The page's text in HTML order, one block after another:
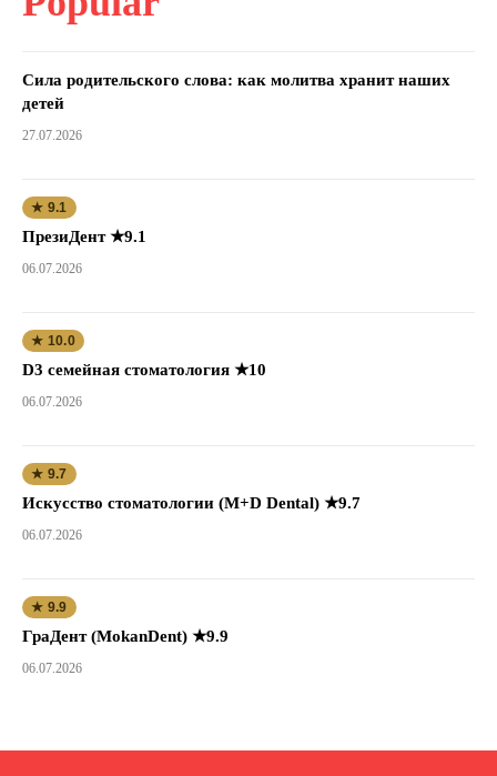
Сила родительского слова: как молитва хранит наших
детей
27.07.2026
★ 9.1
ПрезиДент ★9.1
06.07.2026
★ 10.0
D3 семейная стоматология ★10
06.07.2026
★ 9.7
Искусство стоматологии (M+D Dental) ★9.7
06.07.2026
★ 9.9
ГраДент (MokanDent) ★9.9
06.07.2026